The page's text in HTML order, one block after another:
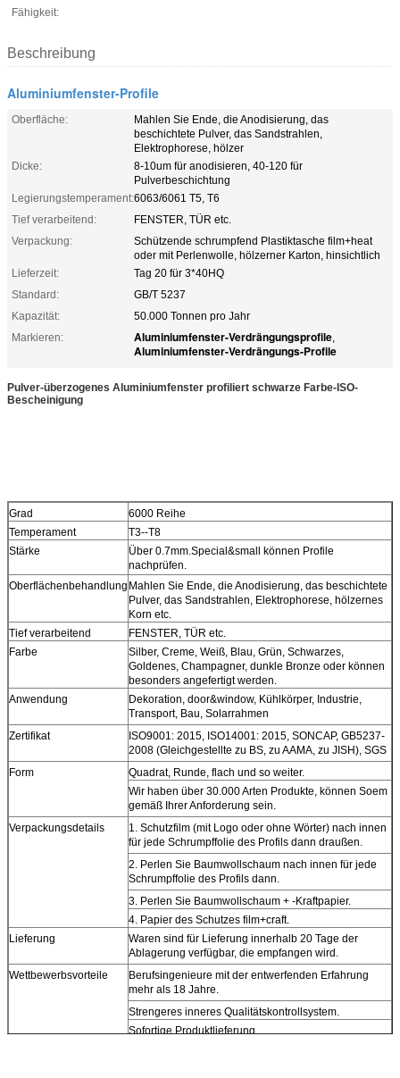
Fähigkeit:
Beschreibung
Aluminiumfenster-Profile
Oberfläche:
Mahlen Sie Ende, die Anodisierung, das
beschichtete Pulver, das Sandstrahlen,
Elektrophorese, hölzer
Dicke:
8-10um für anodisieren, 40-120 für
Pulverbeschichtung
Legierungstemperament:6063/6061 T5, T6
Tief verarbeitend:
FENSTER, TÜR etc.
Verpackung:
Schützende schrumpfend Plastiktasche film+heat
oder mit Perlenwolle, hölzerner Karton, hinsichtlich
Lieferzeit:
Tag 20 für 3*40HQ
Standard:
GB/T 5237
Kapazität:
50.000 Tonnen pro Jahr
Markieren:
Aluminiumfenster-Verdrängungsprofile,
Aluminiumfenster-Verdrängungs-Profile
Pulver-überzogenes Aluminiumfenster profiliert schwarze Farbe-ISO-
Bescheinigung
Grad
6000 Reihe
Temperament
T3--T8
Stärke
Über 0.7mm.Special&small können Profile
nachprüfen.
Oberflächenbehandlung Mahlen Sie Ende, die Anodisierung, das beschichtete
Pulver, das Sandstrahlen, Elektrophorese, hölzernes
Korn etc.
Tief verarbeitend
FENSTER, TÜR etc.
Farbe
Silber, Creme, Weiß, Blau, Grün, Schwarzes,
Goldenes, Champagner, dunkle Bronze oder können
besonders angefertigt werden.
Anwendung
Dekoration, door&window, Kühlkörper, Industrie,
Transport, Bau, Solarrahmen
Zertifikat
ISO9001: 2015, ISO14001: 2015, SONCAP, GB5237-
2008 (Gleichgestellte zu BS, zu AAMA, zu JISH), SGS
Form
Quadrat, Runde, flach und so weiter.
Wir haben über 30.000 Arten Produkte, können Soem
gemäß Ihrer Anforderung sein.
Verpackungsdetails
1. Schutzfilm (mit Logo oder ohne Wörter) nach innen
für jede Schrumpffolie des Profils dann draußen.
2. Perlen Sie Baumwollschaum nach innen für jede
Schrumpffolie des Profils dann.
3. Perlen Sie Baumwollschaum + -Kraftpapier.
4. Papier des Schutzes film+craft.
Lieferung
Waren sind für Lieferung innerhalb 20 Tage der
Ablagerung verfügbar, die empfangen wird.
Wettbewerbsvorteile
Berufsingenieure mit der entwerfenden Erfahrung
mehr als 18 Jahre.
Strengeres inneres Qualitätskontrollsystem.
Sofortige Produktlieferung.